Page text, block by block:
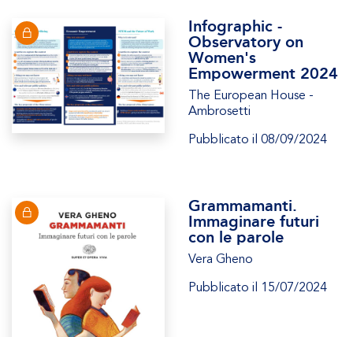
Infographic -
Observatory on
Women's
Empowerment 2024
The European House -
Ambrosetti
Pubblicato il 08/09/2024
Grammamanti.
Immaginare futuri
con le parole
Vera Gheno
Pubblicato il 15/07/2024